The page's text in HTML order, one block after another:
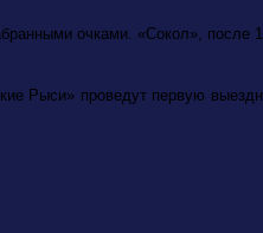
очками. «Сокол», после
Рыси» проведут первую